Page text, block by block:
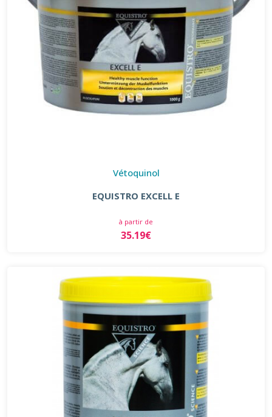
Vétoquinol
EQUISTRO EXCELL E
à partir de
35.19€